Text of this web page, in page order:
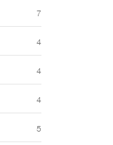
7
4
4
4
5